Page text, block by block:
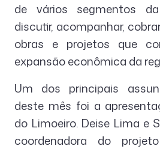
de vários segmentos
discutir, acompanhar,
obras e projetos que
expansão econômica da
Um dos principais
deste mês foi a
do Limoeiro. Deise Lima e
coordenadora do